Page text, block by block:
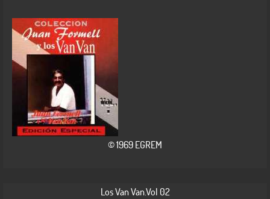
© 1969 EGREM
Los Van Van.Vol 02